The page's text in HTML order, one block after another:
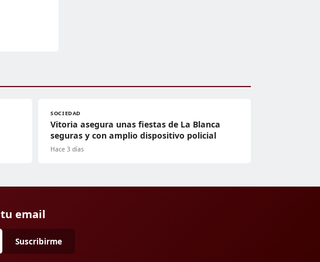
SOCIEDAD
Vitoria asegura unas fiestas de La Blanca
seguras y con amplio dispositivo policial
Hace 3 días
tu email
Suscribirme